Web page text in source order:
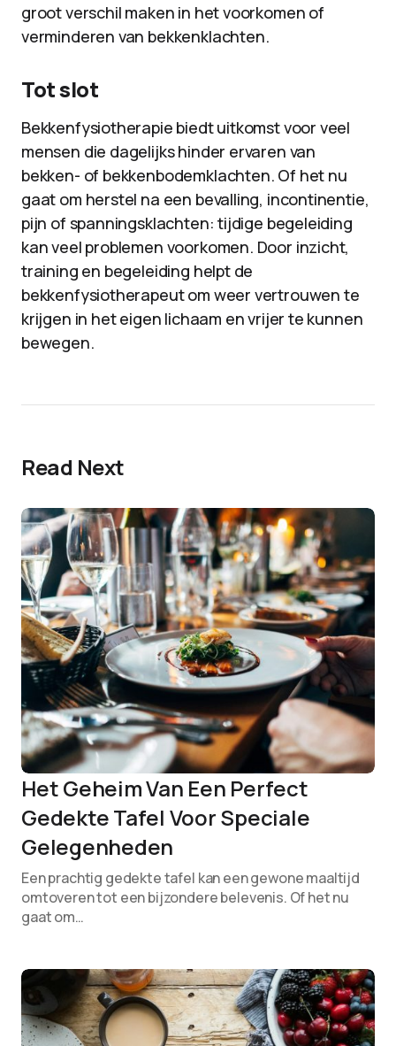
groot verschil maken in het voorkomen of
verminderen van bekkenklachten.
Tot slot
Bekkenfysiotherapie biedt uitkomst voor veel
mensen die dagelijks hinder ervaren van
bekken- of bekkenbodemklachten. Of het nu
gaat om herstel na een bevalling, incontinentie,
pijn of spanningsklachten: tijdige begeleiding
kan veel problemen voorkomen. Door inzicht,
training en begeleiding helpt de
bekkenfysiotherapeut om weer vertrouwen te
krijgen in het eigen lichaam en vrijer te kunnen
bewegen.
Read Next
Het Geheim Van Een Perfect
Gedekte Tafel Voor Speciale
Gelegenheden
Een prachtig gedekte tafel kan een gewone maaltijd
omtoveren tot een bijzondere belevenis. Of het nu
gaat om…